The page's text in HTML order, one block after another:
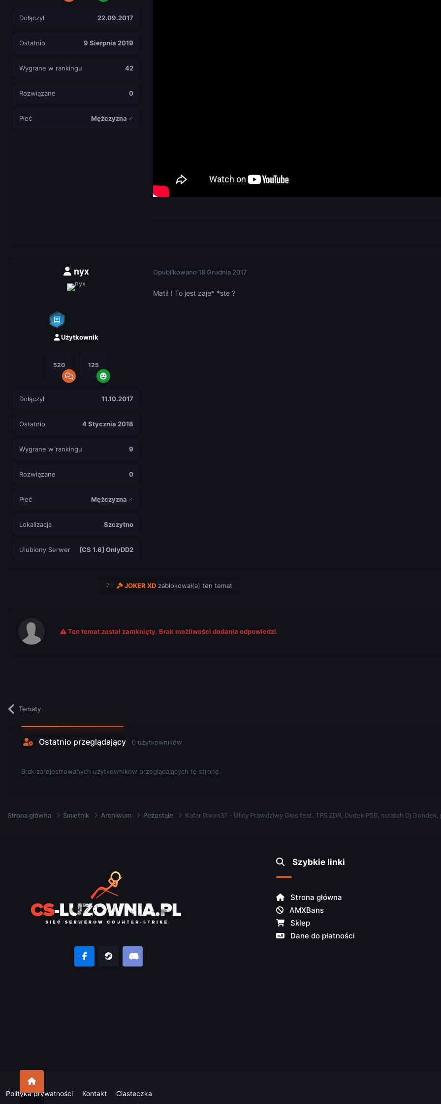
Dołączył 22.09.2017
Ostatnio 9 Sierpnia 2019
Wygrane w rankingu 42
Rozwiązane 0
Płeć Mężczyzna ♂
nyx
Użytkownik
520 125
Dołączył 11.10.2017
Ostatnio 4 Stycznia 2018
Wygrane w rankingu 9
Rozwiązane 0
Płeć Mężczyzna ♂
Lokalizacja Szczytno
Ulubiony Serwer [CS 1.6] OnlyDD2
Opublikowano 18 Grudnia 2017
Mati! ! To jest zaje* *ste ?
7 l JOKER XD zablokował(a) ten temat
Ten temat został zamknięty. Brak możliwości dodania odpowiedzi.
Tematy
Ostatnio przeglądający 0 użytkowników
Brak zarejestrowanych użytkowników przeglądających tę stronę.
Strona główna Śmietnik Archiwum Pozostałe Kafar Dixon37 - Ulicy Prawdziwy Głos feat. TPS ZDR, Dudek P56, scratch Dj Gondek,
Szybkie linki
Strona główna
AMXBans
Sklep
Dane do płatności
Polityka prywatności Kontakt Ciasteczka